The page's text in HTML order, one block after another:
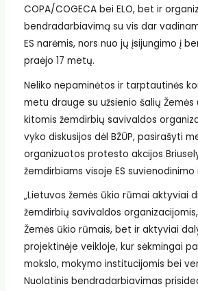
COPA/COGECA bei ELO, bet ir
bendradarbiavimą su vis dar
ES narėmis, nors nuo jų įsijungimo į
praėjo 17 metų.
Neliko nepaminėtos ir tarptautinės
metu drauge su užsienio šalių Žemės
kitomis žemdirbių savivaldos
vyko diskusijos dėl BŽŪP, pasirašyti
organizuotos protesto akcijos
žemdirbiams visoje ES suvienodinimo
„Lietuvos žemės ūkio rūmai aktyviai
žemdirbių savivaldos
Žemės ūkio rūmais, bet ir aktyviai
projektinėje veikloje, kur sėkmingai
mokslo, mokymo institucijomis bei
Nuolatinis bendradarbiavimas